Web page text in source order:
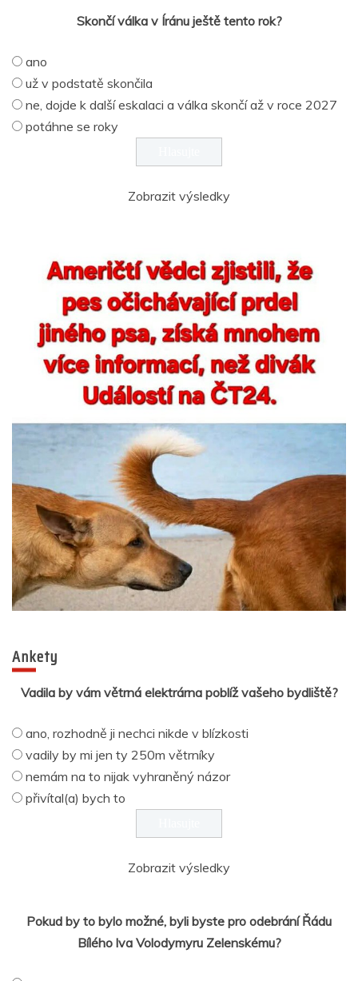
Skončí válka v Íránu ještě tento rok?
ano
už v podstatě skončila
ne, dojde k další eskalaci a válka skončí až v roce 2027
potáhne se roky
Zobrazit výsledky
Ankety
Vadila by vám větrná elektrárna poblíž vašeho bydliště?
ano, rozhodně ji nechci nikde v blízkosti
vadily by mi jen ty 250m větrníky
nemám na to nijak vyhraněný názor
přivítal(a) bych to
Zobrazit výsledky
Pokud by to bylo možné, byli byste pro odebrání Řádu
Bílého lva Volodymyru Zelenskému?